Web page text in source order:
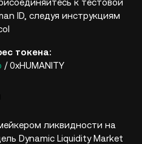
к тестовой
ID, следуя инструкциям
токена:
/ 0xHUMANITY
ликвидности на
Dynamic Liquidity Market